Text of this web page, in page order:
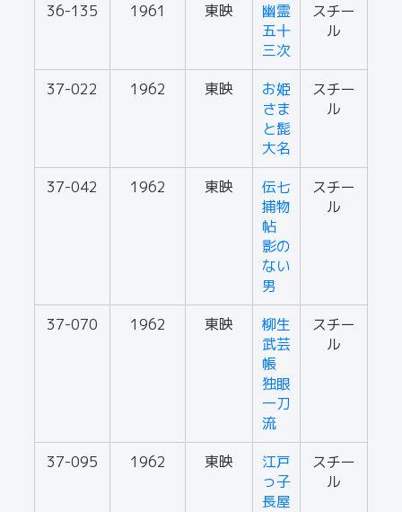
36-135 1961 東映
幽霊
五十
三次
スチー
ル
37-022 1962 東映
お姫
さま
と髭
大名
スチー
ル
37-042 1962 東映
伝七
捕物
帖
影の
ない
男
スチー
ル
37-070 1962 東映
柳生
武芸
帳
独眼
一刀
流
スチー
ル
37-095 1962 東映
江戸
っ子
長屋
スチー
ル